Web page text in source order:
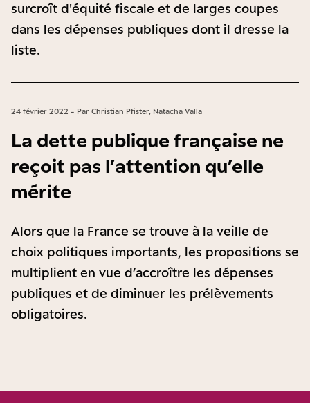
surcroît d'équité fiscale et de larges coupes
dans les dépenses publiques dont il dresse la
liste.
24 février 2022 - Par Christian Pfister, Natacha Valla
La dette publique française ne
reçoit pas l’attention qu’elle
mérite
Alors que la France se trouve à la veille de
choix politiques importants, les propositions se
multiplient en vue d’accroître les dépenses
publiques et de diminuer les prélèvements
obligatoires.